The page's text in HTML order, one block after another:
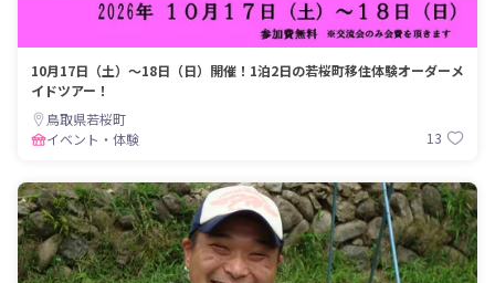
10月17日（土）～18日（日）開催！1泊2日の若桜町移住体験オーダーメ
イドツアー！
鳥取県若桜町
イベント・体験
13